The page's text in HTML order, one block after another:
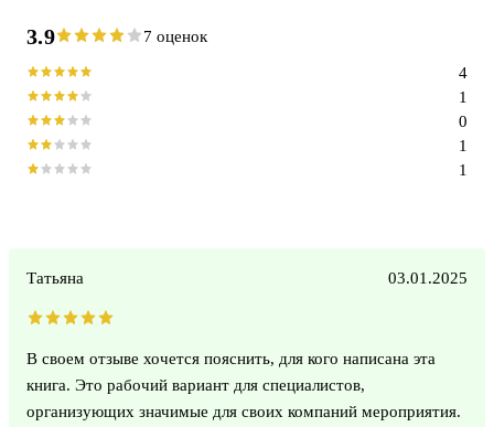
3.9 7 оценок
1
1
0
1
4
Татьяна 03.01.2025
В своем отзыве хочется пояснить, для кого написана эта
книга. Это рабочий вариант для специалистов,
организующих значимые для своих компаний мероприятия.